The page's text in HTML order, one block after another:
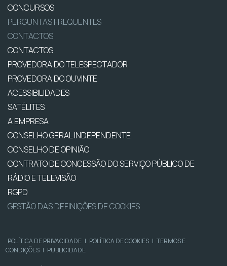
CONCURSOS
PERGUNTAS FREQUENTES
CONTACTOS
CONTACTOS
PROVEDORA DO TELESPECTADOR
PROVEDORA DO OUVINTE
ACESSIBILIDADES
SATÉLITES
A EMPRESA
CONSELHO GERAL INDEPENDENTE
CONSELHO DE OPINIÃO
CONTRATO DE CONCESSÃO DO SERVIÇO PÚBLICO DE
RÁDIO E TELEVISÃO
RGPD
GESTÃO DAS DEFINIÇÕES DE COOKIES
POLÍTICA DE PRIVACIDADE | POLÍTICA DE COOKIES | TERMOS E
CONDIÇÕES | PUBLICIDADE